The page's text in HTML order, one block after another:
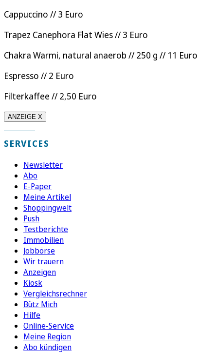
Cappuccino // 3 Euro
Trapez Canephora Flat Wies // 3 Euro
Chakra Warmi, natural anaerob // 250 g // 11 Euro
Espresso // 2 Euro
Filterkaffee // 2,50 Euro
ANZEIGE X
SERVICES
Newsletter
Abo
E-Paper
Meine Artikel
Shoppingwelt
Push
Testberichte
Immobilien
Jobbörse
Wir trauern
Anzeigen
Kiosk
Vergleichsrechner
Bütz Mich
Hilfe
Online-Service
Meine Region
Abo kündigen